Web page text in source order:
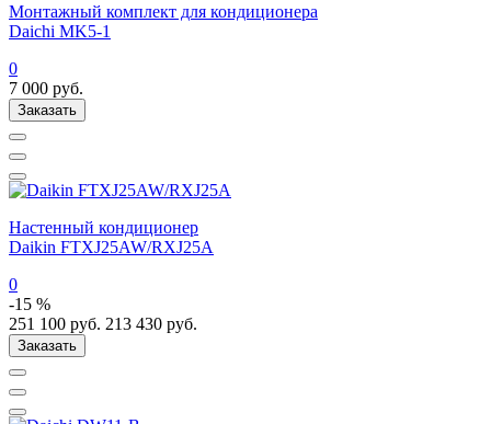
Монтажный комплект для кондиционера
Daichi MK5-1
0
7 000 руб.
Заказать
Настенный кондиционер
Daikin FTXJ25AW/RXJ25A
0
-15 %
251 100 руб. 213 430 руб.
Заказать